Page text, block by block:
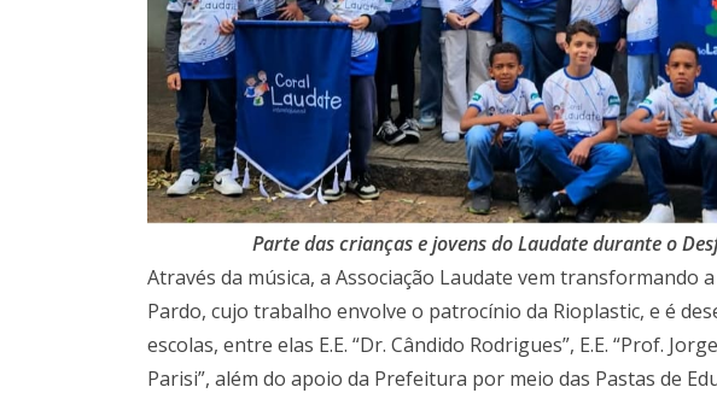
Parte das crianças e jovens do Laudate durante o
Através da música, a Associação Laudate vem transformando
Pardo, cujo trabalho envolve o patrocínio da Rioplastic, e é
escolas, entre elas E.E. “Dr. Cândido Rodrigues”, E.E. “Prof.
Parisi”, além do apoio da Prefeitura por meio das Pastas de